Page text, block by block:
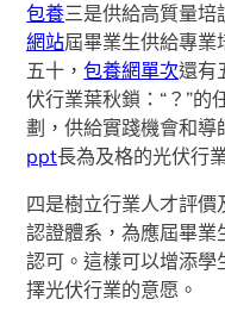
包養三是供給高質量培
網站屆畢業生供給專業
五十，包養網單次還有
伏行業葉秋鎖：“？”的
劃，供給實踐機會和
ppt長為及格的光伏行
四是樹立行業人才評
認證體系，為應屆畢業
認可。這樣可以增添
擇光伏行業的意愿。